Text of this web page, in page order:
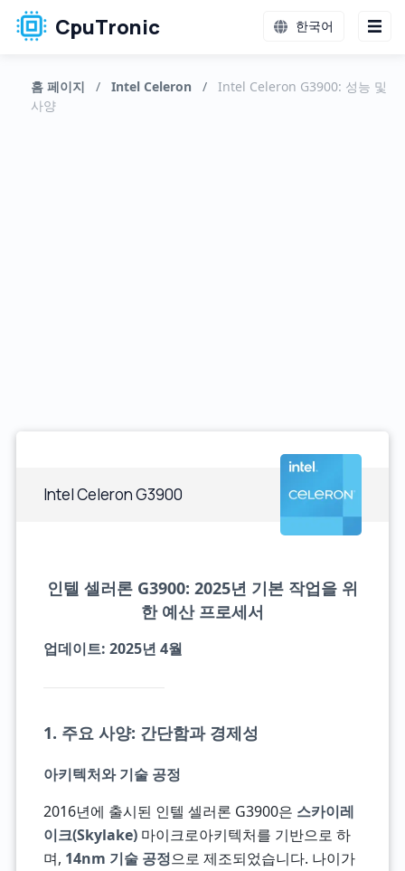
CpuTronic 한국어
홈 페이지 / Intel Celeron /
Intel Celeron G3900: 성능 및
사양
Intel Celeron G3900
인텔 셀러론 G3900: 2025년 기본 작업을 위
한 예산 프로세서
업데이트: 2025년 4월
1. 주요 사양: 간단함과 경제성
아키텍처와 기술 공정
2016년에 출시된 인텔 셀러론 G3900은 스카이레
이크(Skylake)마이크로아키텍처를 기반으로 하
며, 14nm 기술 공정으로 제조되었습니다. 나이가